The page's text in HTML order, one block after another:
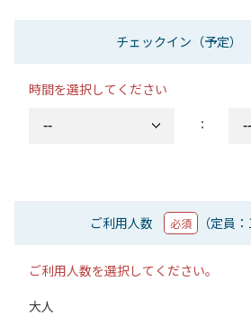
チェックイン（予定）
時間を選択してください
：
ご利用人数 必須 （定員
ご利用人数を選択してください。
大人